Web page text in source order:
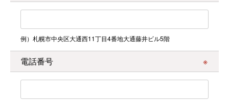
例）札幌市中央区大通西11丁目4番地大通藤井ビル5階
電話番号